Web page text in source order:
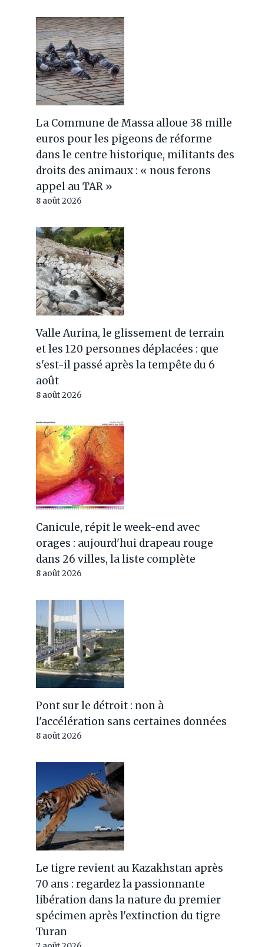
La Commune de Massa alloue 38 mille
euros pour les pigeons de réforme
dans le centre historique, militants des
droits des animaux : « nous ferons
appel au TAR »
8 août 2026
Valle Aurina, le glissement de terrain
et les 120 personnes déplacées : que
s'est-il passé après la tempête du 6
août
8 août 2026
Canicule, répit le week-end avec
orages : aujourd'hui drapeau rouge
dans 26 villes, la liste complète
8 août 2026
Pont sur le détroit : non à
l'accélération sans certaines données
8 août 2026
Le tigre revient au Kazakhstan après
70 ans : regardez la passionnante
libération dans la nature du premier
spécimen après l'extinction du tigre
Turan